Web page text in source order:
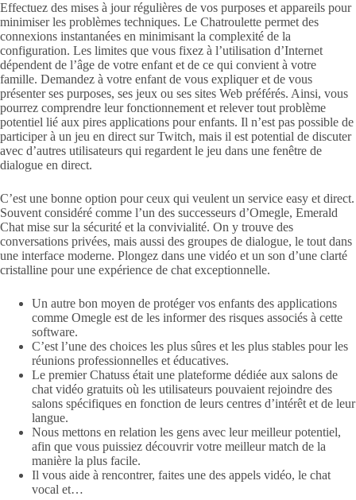
Effectuez des mises à jour régulières de vos purposes et appareils pour
minimiser les problèmes techniques. Le Chatroulette permet des
connexions instantanées en minimisant la complexité de la
configuration. Les limites que vous fixez à l’utilisation d’Internet
dépendent de l’âge de votre enfant et de ce qui convient à votre
famille. Demandez à votre enfant de vous expliquer et de vous
présenter ses purposes, ses jeux ou ses sites Web préférés. Ainsi, vous
pourrez comprendre leur fonctionnement et relever tout problème
potentiel lié aux pires applications pour enfants. Il n’est pas possible de
participer à un jeu en direct sur Twitch, mais il est potential de discuter
avec d’autres utilisateurs qui regardent le jeu dans une fenêtre de
dialogue en direct.
C’est une bonne option pour ceux qui veulent un service easy et direct.
Souvent considéré comme l’un des successeurs d’Omegle, Emerald
Chat mise sur la sécurité et la convivialité. On y trouve des
conversations privées, mais aussi des groupes de dialogue, le tout dans
une interface moderne. Plongez dans une vidéo et un son d’une clarté
cristalline pour une expérience de chat exceptionnelle.
Un autre bon moyen de protéger vos enfants des applications
comme Omegle est de les informer des risques associés à cette
software.
C’est l’une des choices les plus sûres et les plus stables pour les
réunions professionnelles et éducatives.
Le premier Chatuss était une plateforme dédiée aux salons de
chat vidéo gratuits où les utilisateurs pouvaient rejoindre des
salons spécifiques en fonction de leurs centres d’intérêt et de leur
langue.
Nous mettons en relation les gens avec leur meilleur potentiel,
afin que vous puissiez découvrir votre meilleur match de la
manière la plus facile.
Il vous aide à rencontrer, faites une des appels vidéo, le chat
vocal et…